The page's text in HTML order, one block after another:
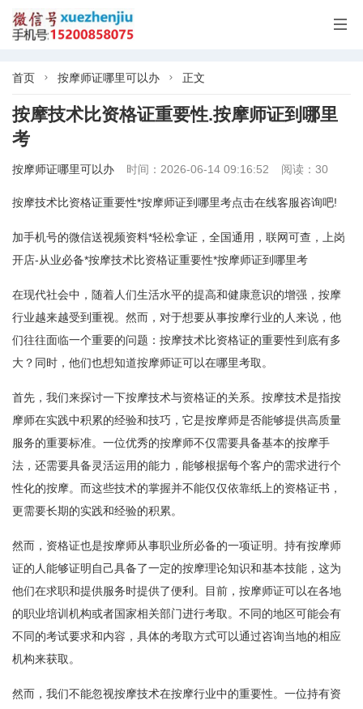

首页  按摩师证哪里可以办  正文
按摩技术比资格证重要性.按摩师证到哪里
考
按摩师证哪里可以办 时间：2026-06-14 09:16:52 阅读：30
按摩技术比资格证重要性*按摩师证到哪里考点击在线客服咨询吧!
加手机号的微信送视频资料*轻松拿证，全国通用，联网可查，上岗
开店-从业必备*按摩技术比资格证重要性*按摩师证到哪里考
在现代社会中，随着人们生活水平的提高和健康意识的增强，按摩
行业越来越受到重视。然而，对于想要从事按摩行业的人来说，他
们往往面临一个重要的问题：按摩技术比资格证的重要性到底有多
大？同时，他们也想知道按摩师证可以在哪里考取。
首先，我们来探讨一下按摩技术与资格证的关系。按摩技术是指按
摩师在实践中积累的经验和技巧，它是按摩师是否能够提供高质量
服务的重要标准。一位优秀的按摩师不仅需要具备基本的按摩手
法，还需要具备灵活运用的能力，能够根据每个客户的需求进行个
性化的按摩。而这些技术的掌握并不能仅仅依靠纸上的资格证书，
更需要长期的实践和经验的积累。
然而，资格证也是按摩师从事职业所必备的一项证明。持有按摩师
证的人能够证明自己具备了一定的按摩理论知识和基本技能，这为
他们在求职和提供服务时提供了便利。目前，按摩师证可以在各地
的职业培训机构或者国家相关部门进行考取。不同的地区可能会有
不同的考试要求和内容，具体的考取方式可以通过咨询当地的相应
机构来获取。
然而，我们不能忽视按摩技术在按摩行业中的重要性。一位持有资